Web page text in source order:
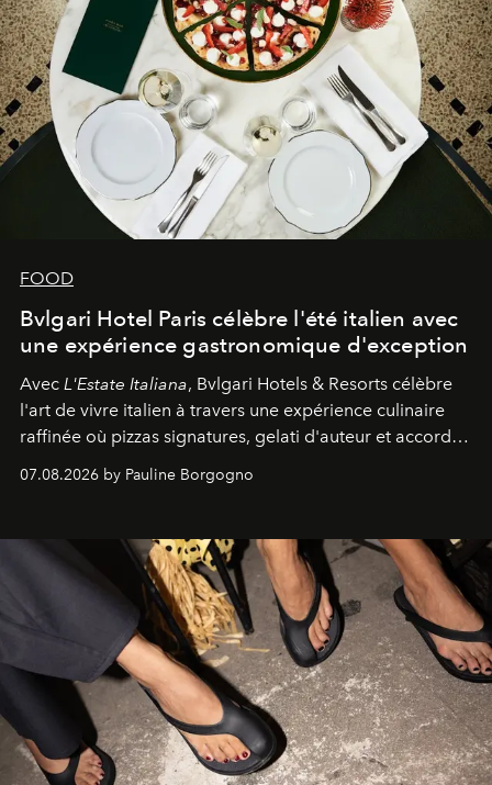
FOOD
Bvlgari Hotel Paris célèbre l'été italien avec
une expérience gastronomique d'exception
Avec L'Estate Italiana, Bvlgari Hotels & Resorts célèbre
l'art de vivre italien à travers une expérience culinaire
raffinée où pizzas signatures, gelati d'auteur et accords
d'exception composent un véritable voyage sensoriel.
07.08.2026 by Pauline Borgogno